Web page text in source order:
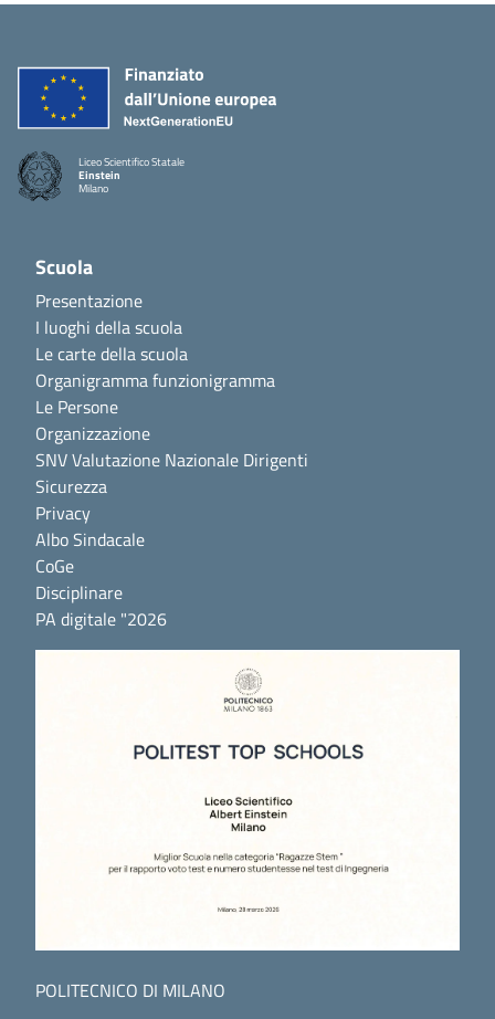
Liceo Scientifico Statale
Einstein
Milano
Scuola
Presentazione
I luoghi della scuola
Le carte della scuola
Organigramma funzionigramma
Le Persone
Organizzazione
SNV Valutazione Nazionale Dirigenti
Sicurezza
Privacy
Albo Sindacale
CoGe
Disciplinare
PA digitale "2026
POLITECNICO DI MILANO